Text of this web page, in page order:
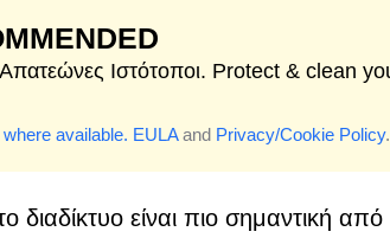
Ιστότοποι. Protect & clean
available. EULAand Privacy/Cookie Policy.
είναι πιο σημαντική